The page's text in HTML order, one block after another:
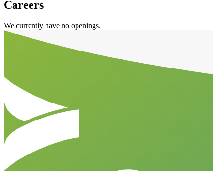
Careers
We currently have no openings.
Aller en haut de la page
Bas de page